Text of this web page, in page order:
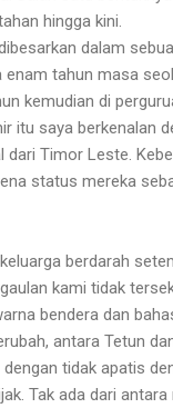
hingga kini.
dalam
enam tahun masa
kemudian di
itu saya berkenalan
dari Timor Leste.
status mereka
berdarah
kami tidak
bendera dan
antara Tetun
tidak apatis
Tak ada dari